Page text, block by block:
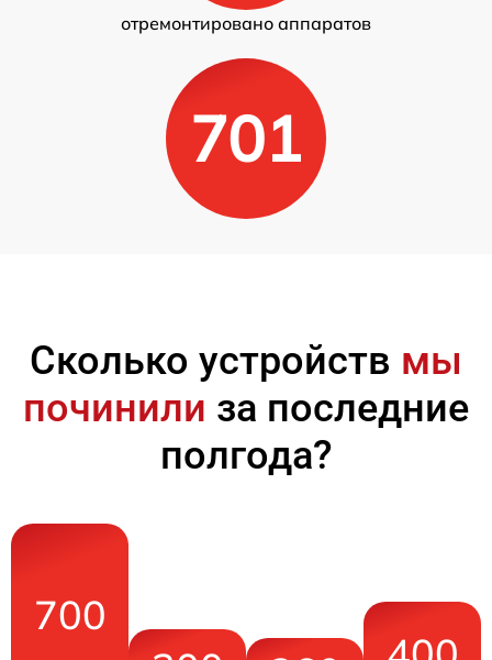
отремонтировано аппаратов
701
Сколько устройств мы
починили за последние
полгода?
700